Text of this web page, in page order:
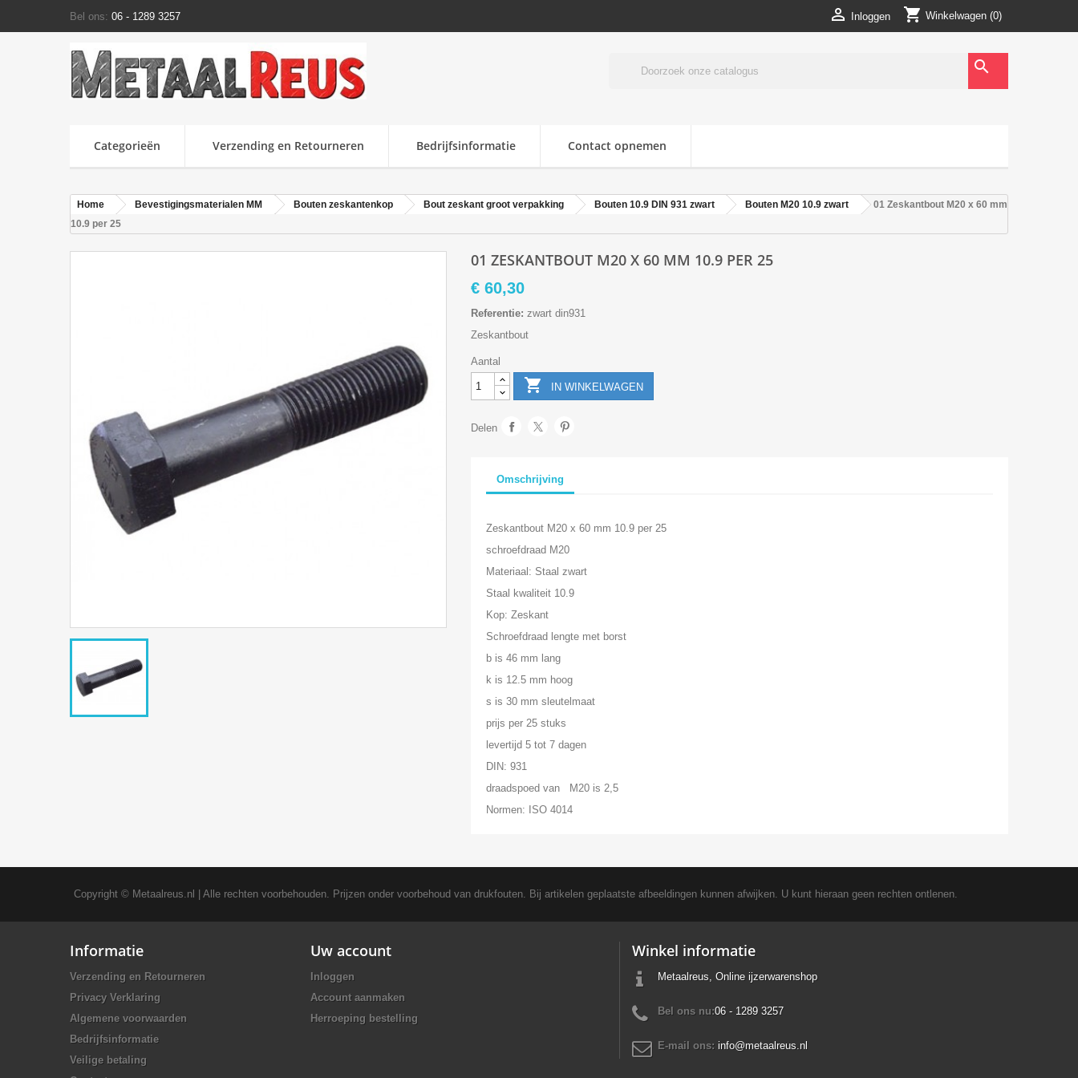
Bel ons: 06 - 1289 3257  Inloggen shopping_cart Winkelwagen (0)
search
Categorieën Verzending en Retourneren Bedrijfsinformatie Contact opnemen
Home Bevestigingsmaterialen MM Bouten zeskantenkop Bout zeskant groot verpakking Bouten 10.9 DIN 931 zwart Bouten M20 10.9 zwart
01 Zeskantbout M20 x 60 mm
10.9 per 25
01 ZESKANTBOUT M20 X 60 MM 10.9 PER 25
€ 60,30
Referentie: zwart din931
Zeskantbout
Aantal
 IN WINKELWAGEN
Delen
Omschrijving
Zeskantbout M20 x 60 mm 10.9 per 25
schroefdraad M20
Materiaal: Staal zwart
Staal kwaliteit 10.9
Kop: Zeskant
Schroefdraad lengte met borst
b is 46 mm lang
k is 12.5 mm hoog
s is 30 mm sleutelmaat
prijs per 25 stuks
levertijd 5 tot 7 dagen
DIN: 931
draadspoed van M20 is 2,5
Normen: ISO 4014
Copyright © Metaalreus.nl | Alle rechten voorbehouden. Prijzen onder voorbehoud van drukfouten. Bij artikelen geplaatste afbeeldingen kunnen afwijken. U kunt hieraan geen rechten ontlenen.
Informatie
Verzending en Retourneren
Privacy Verklaring
Algemene voorwaarden
Bedrijfsinformatie
Veilige betaling
Uw account
Inloggen
Account aanmaken
Herroeping bestelling
Winkel informatie
Metaalreus, Online ijzerwarenshop
Bel ons nu:06 - 1289 3257
E-mail ons: info@metaalreus.nl